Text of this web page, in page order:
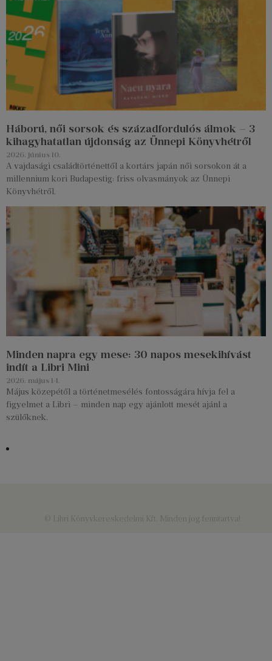
Háború, női sorsok és századfordulós álmok – 3
kihagyhatatlan újdonság az Ünnepi Könyvhétről
2026. június 10.
A vajdasági családtörténettől a kortárs japán női sorsokon át a
millennium kori Budapestig: friss olvasmányok az Ünnepi
Könyvhétről.
Minden napra egy mese: 30 napos mesekihívást
indít a Libri Mini
2026. május 14.
Május közepétől a történetmesélés fontosságára hívja fel a
figyelmet a Libri – minden nap egy ajánlott mesét ajánl a
szülőknek.